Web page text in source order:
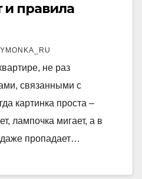
и правила
не раз
связанными с
картинка проста –
лампочка мигает, а в
пропадает…